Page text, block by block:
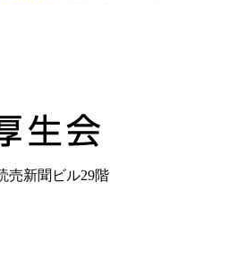
生
売新聞ビル29階